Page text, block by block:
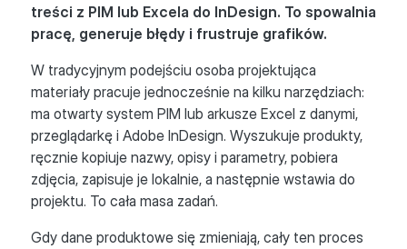
treści z PIM lub Excela do InDesign. To spowalnia
pracę, generuje błędy i frustruje grafików.
W tradycyjnym podejściu osoba projektująca
materiały pracuje jednocześnie na kilku narzędziach:
ma otwarty system PIM lub arkusze Excel z danymi,
przeglądarkę i Adobe InDesign. Wyszukuje produkty,
ręcznie kopiuje nazwy, opisy i parametry, pobiera
zdjęcia, zapisuje je lokalnie, a następnie wstawia do
projektu. To cała masa zadań.
Gdy dane produktowe się zmieniają, cały ten proces